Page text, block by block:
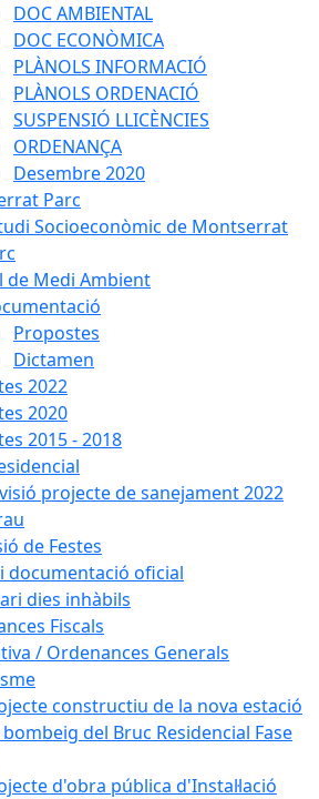
DOC AMBIENTAL
DOC ECONÒMICA
PLÀNOLS INFORMACIÓ
PLÀNOLS ORDENACIÓ
SUSPENSIÓ LLICÈNCIES
ORDENANÇA
Desembre 2020
Parc
Socioeconòmic de Montserrat
de Medi Ambient
Propostes
Dictamen
2022
2020
2015 - 2018
projecte de sanejament 2022
de Festes
documentació oficial
dies inhàbils
Fiscals
/ Ordenances Generals
constructiu de la nova estació
del Bruc Residencial Fase
d'obra pública d'Instal·lació